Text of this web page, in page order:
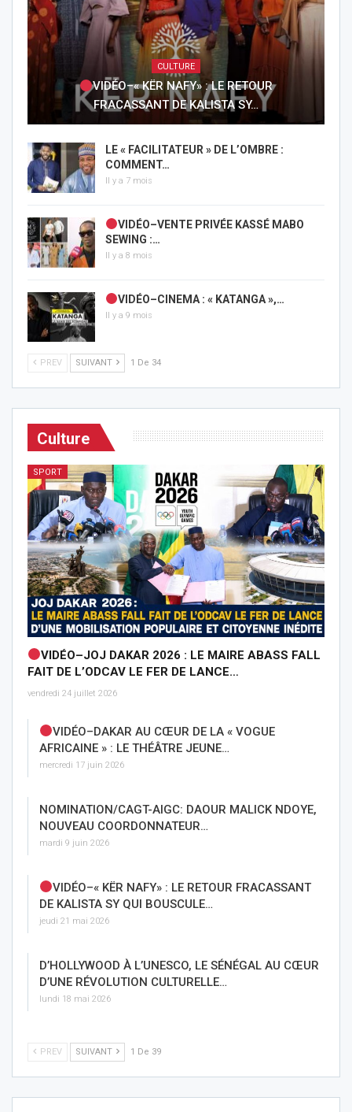
CULTURE
VIDÉO–« KËR NAFY» : LE RETOUR
FRACASSANT DE KALISTA SY…
LE « FACILITATEUR » DE L’OMBRE :
COMMENT…
Il y a 7 mois
VIDÉO–VENTE PRIVÉE KASSÉ MABO
SEWING :…
Il y a 8 mois
VIDÉO–CINEMA : « KATANGA »,…
Il y a 9 mois
PREV SUIVANT 1 De 34
Culture
SPORT
VIDÉO–JOJ DAKAR 2026 : LE MAIRE ABASS FALL
FAIT DE L’ODCAV LE FER DE LANCE…
vendredi 24 juillet 2026
VIDÉO–DAKAR AU CŒUR DE LA « VOGUE
AFRICAINE » : LE THÉÂTRE JEUNE…
mercredi 17 juin 2026
NOMINATION/CAGT-AIGC: DAOUR MALICK NDOYE,
NOUVEAU COORDONNATEUR…
mardi 9 juin 2026
VIDÉO–« KËR NAFY» : LE RETOUR FRACASSANT
DE KALISTA SY QUI BOUSCULE…
jeudi 21 mai 2026
D’HOLLYWOOD À L’UNESCO, LE SÉNÉGAL AU CŒUR
D’UNE RÉVOLUTION CULTURELLE…
lundi 18 mai 2026
PREV SUIVANT 1 De 39